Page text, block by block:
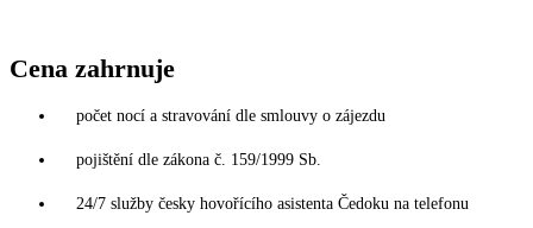
Cena zahrnuje
počet nocí a stravování dle smlouvy o zájezdu
pojištění dle zákona č. 159/1999 Sb.
24/7 služby česky hovořícího asistenta Čedoku na telefonu